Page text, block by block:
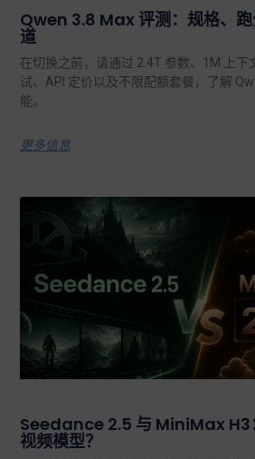
Qwen 3.8 Max 评测：规格、
道
在切换之前，请通过 2.4T 参数、1M 上下
试、API 定价以及不限配额套餐，了解
能。.
更多信息
Seedance 2.5 与 MiniMax H3
视频模型？